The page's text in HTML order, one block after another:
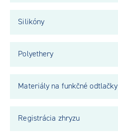
Silikóny
Polyethery
Materiály na funkčné odtlačky
Registrácia zhryzu